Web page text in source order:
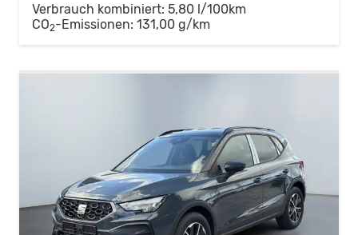
Verbrauch kombiniert: 5,80 l/100km
CO2-Emissionen: 131,00 g/km